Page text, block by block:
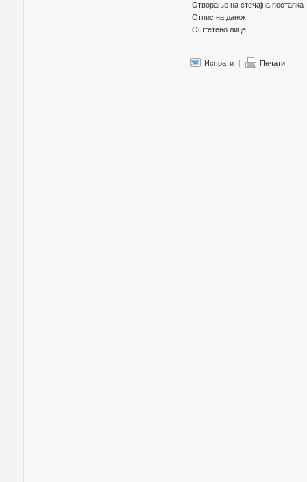
Отворање на стечајна постапка
Отпис на данок
Оштетено лице
Испрати | Печати